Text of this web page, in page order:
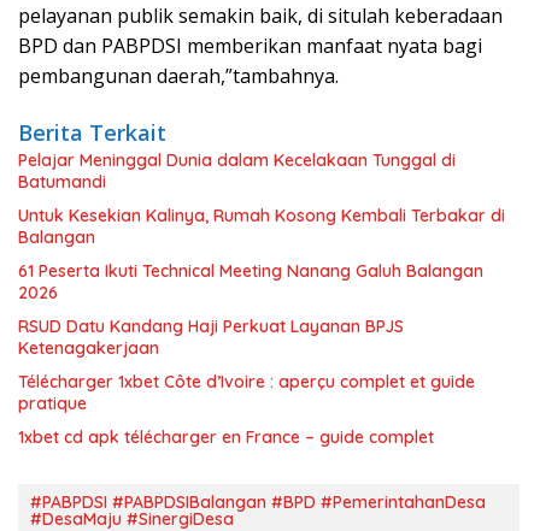
pelayanan publik semakin baik, di situlah keberadaan
BPD dan PABPDSI memberikan manfaat nyata bagi
pembangunan daerah,”tambahnya.
Berita Terkait
Pelajar Meninggal Dunia dalam Kecelakaan Tunggal di
Batumandi
Untuk Kesekian Kalinya, Rumah Kosong Kembali Terbakar di
Balangan
61 Peserta Ikuti Technical Meeting Nanang Galuh Balangan
2026
RSUD Datu Kandang Haji Perkuat Layanan BPJS
Ketenagakerjaan
Télécharger 1xbet Côte d’Ivoire : aperçu complet et guide
pratique
1xbet cd apk télécharger en France – guide complet
#PABPDSI #PABPDSIBalangan #BPD #PemerintahanDesa
#DesaMaju #SinergiDesa